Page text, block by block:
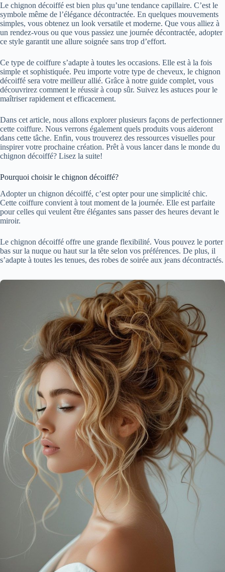
Le chignon décoiffé est bien plus qu’une tendance capillaire. C’est le
symbole même de l’élégance décontractée. En quelques mouvements
simples, vous obtenez un look versatile et moderne. Que vous alliez à
un rendez-vous ou que vous passiez une journée décontractée, adopter
ce style garantit une allure soignée sans trop d’effort.
Ce type de coiffure s’adapte à toutes les occasions. Elle est à la fois
simple et sophistiquée. Peu importe votre type de cheveux, le chignon
décoiffé sera votre meilleur allié. Grâce à notre guide complet, vous
découvrirez comment le réussir à coup sûr. Suivez les astuces pour le
maîtriser rapidement et efficacement.
Dans cet article, nous allons explorer plusieurs façons de perfectionner
cette coiffure. Nous verrons également quels produits vous aideront
dans cette tâche. Enfin, vous trouverez des ressources visuelles pour
inspirer votre prochaine création. Prêt à vous lancer dans le monde du
chignon décoiffé? Lisez la suite!
Pourquoi choisir le chignon décoiffé?
Adopter un chignon décoiffé, c’est opter pour une simplicité chic.
Cette coiffure convient à tout moment de la journée. Elle est parfaite
pour celles qui veulent être élégantes sans passer des heures devant le
miroir.
Le chignon décoiffé offre une grande flexibilité. Vous pouvez le porter
bas sur la nuque ou haut sur la tête selon vos préférences. De plus, il
s’adapte à toutes les tenues, des robes de soirée aux jeans décontractés.